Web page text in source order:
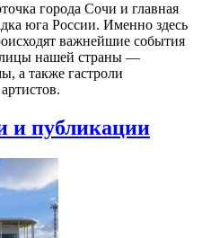
города Сочи и главная
юга России. Именно здесь
важнейшие события
нашей страны —
а также гастроли
и публикации